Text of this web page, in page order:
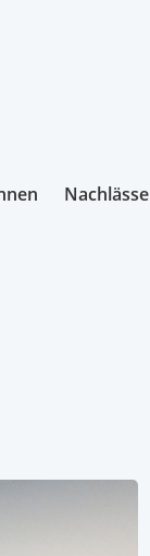
Nachlässe